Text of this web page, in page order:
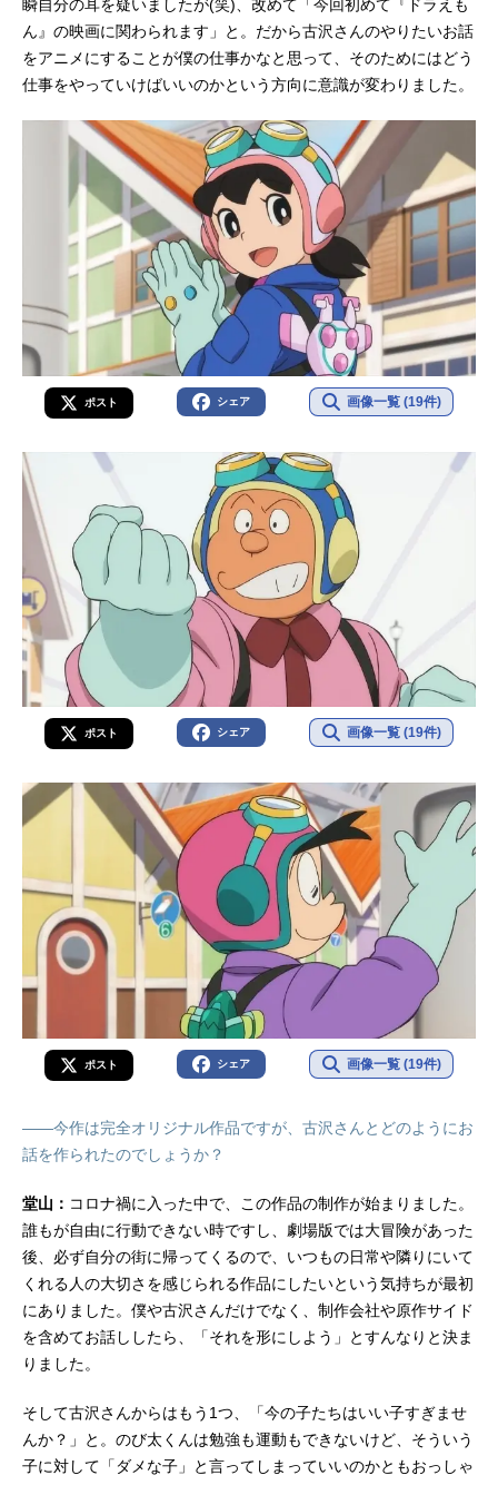
瞬自分の耳を疑いましたが(笑)、改めて「今回初めて『ドラえも
ん』の映画に関わられます」と。だから古沢さんのやりたいお話
をアニメにすることが僕の仕事かなと思って、そのためにはどう
仕事をやっていけばいいのかという方向に意識が変わりました。
ポスト シェア 画像一覧 (19件)
ポスト シェア 画像一覧 (19件)
ポスト シェア 画像一覧 (19件)
――今作は完全オリジナル作品ですが、古沢さんとどのようにお
話を作られたのでしょうか？
堂山： コロナ禍に入った中で、この作品の制作が始まりました。
誰もが自由に行動できない時ですし、劇場版では大冒険があった
後、必ず自分の街に帰ってくるので、いつもの日常や隣りにいて
くれる人の大切さを感じられる作品にしたいという気持ちが最初
にありました。僕や古沢さんだけでなく、制作会社や原作サイド
を含めてお話ししたら、「それを形にしよう」とすんなりと決ま
りました。
そして古沢さんからはもう1つ、「今の子たちはいい子すぎませ
んか？」と。のび太くんは勉強も運動もできないけど、そういう
子に対して「ダメな子」と言ってしまっていいのかともおっしゃ